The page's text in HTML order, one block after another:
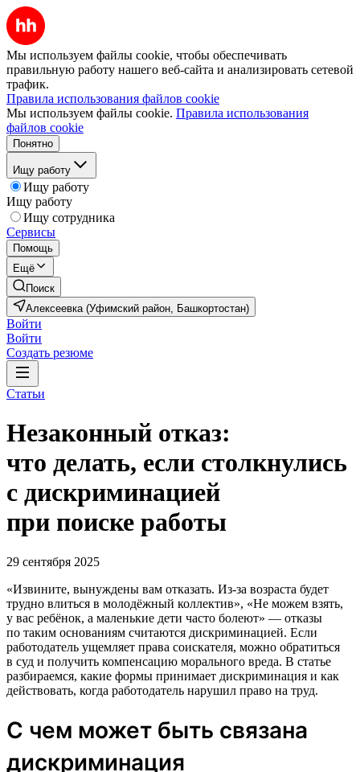
Мы используем файлы cookie, чтобы обеспечивать
правильную работу нашего веб-сайта и анализировать сетевой
трафик.
Правила использования файлов cookie
Мы используем файлы cookie. Правила использования
файлов cookie
Понятно
Ищу работу
Ищу работу
Ищу работу
Ищу сотрудника
Сервисы
Помощь
Ещё
Поиск
Алексеевка (Уфимский район, Башкортостан)
Войти
Войти
Создать резюме
Статьи
Незаконный отказ:
что делать, если столкнулись
с дискриминацией
при поиске работы
29 сентября 2025
«Извините, вынуждены вам отказать. Из-за возраста будет
трудно влиться в молодёжный коллектив», «Не можем взять,
у вас ребёнок, а маленькие дети часто болеют» — отказы
по таким основаниям считаются дискриминацией. Если
работодатель ущемляет права соискателя, можно обратиться
в суд и получить компенсацию морального вреда. В статье
разбираемся, какие формы принимает дискриминация и как
действовать, когда работодатель нарушил право на труд.
С чем может быть связана
дискриминация